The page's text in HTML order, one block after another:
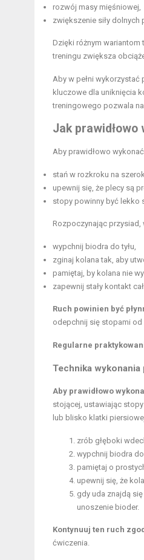
rozwój masy mięśniowej,
zwiększenie siły dolnych
Dzięki różnym
treningu zwiększa
Aby w pełni wykorzystać
kluczowe dla uniknięcia
treningowego pozwala
Jak
Aby prawidłowo
stań w rozkroku na
upewnij się, że plecy są
stopy powinny być lekko
Rozpoczynając przysiad,
wypchnij biodra do tyłu,
zginaj kolana tak, aby
pamiętaj, by kolana nie
zapewnij stały kontakt
Ruch powinien być
odepchnij się stopami
Regularne
Technika
Aby prawidłowo
stojącej, ustawiając
lub blisko klatki
zrób głęboki
wypchnij biodra
pamiętaj o
upewnij się, że
gdy uda znajdą
unoszenie bioder.
Kontynuuj ten ruch
ćwiczenia.